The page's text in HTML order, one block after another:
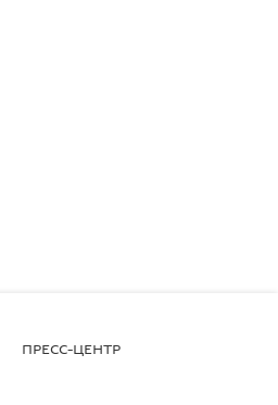
ПРЕСС-ЦЕНТР